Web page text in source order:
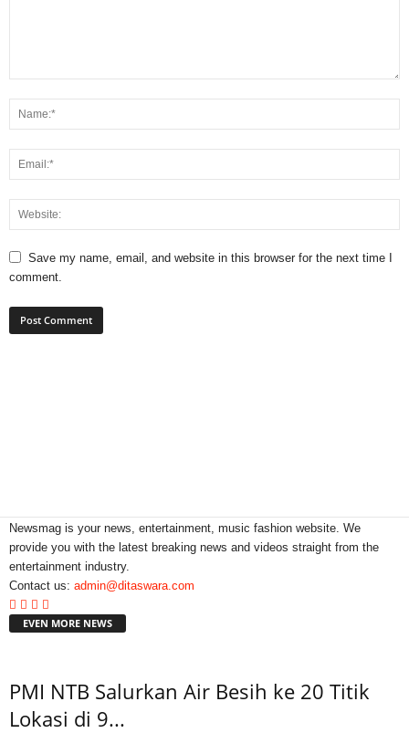
Save my name, email, and website in this browser for the next time I
comment.
Newsmag is your news, entertainment, music fashion website. We
provide you with the latest breaking news and videos straight from the
entertainment industry.
Contact us: admin@ditaswara.com
EVEN MORE NEWS
PMI NTB Salurkan Air Besih ke 20 Titik
Lokasi di 9...